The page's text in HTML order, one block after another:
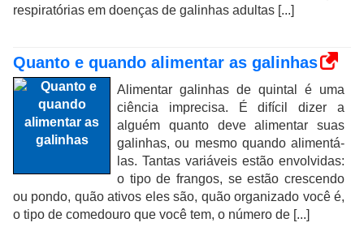
respiratórias em doenças de galinhas adultas [...]
Quanto e quando alimentar as galinhas
Alimentar galinhas de quintal é uma
ciência imprecisa. É difícil dizer a
alguém quanto deve alimentar suas
galinhas, ou mesmo quando alimentá-
las. Tantas variáveis ​​estão envolvidas:
o tipo de frangos, se estão crescendo
ou pondo, quão ativos eles são, quão organizado você é,
o tipo de comedouro que você tem, o número de [...]